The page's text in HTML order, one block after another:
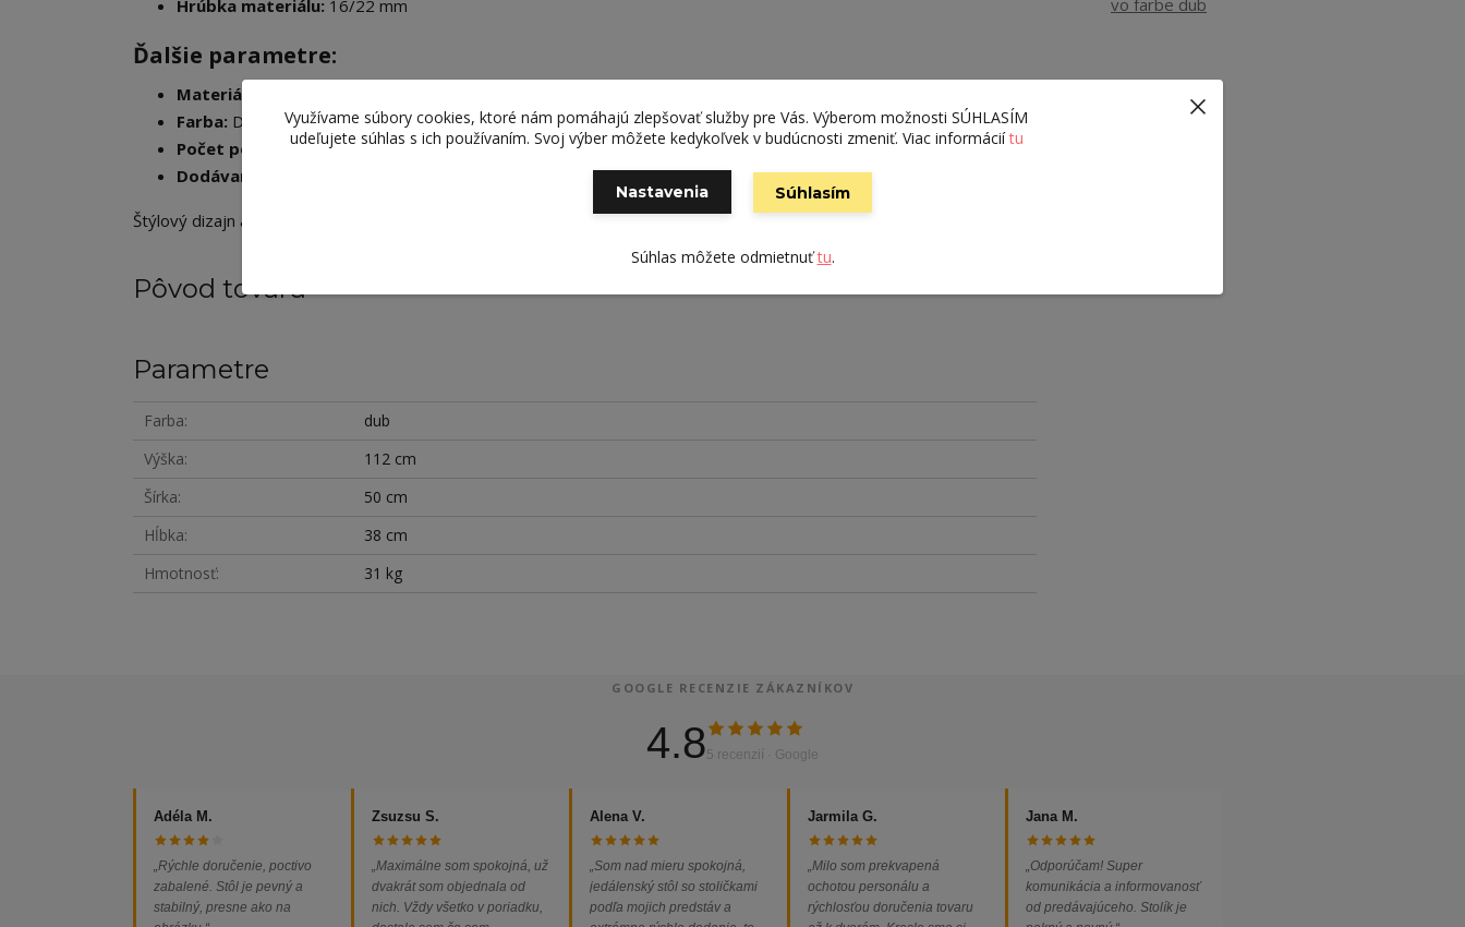
Hrúbka materiálu: 16/22 mm
Ďalšie parametre:
Materiál:
Farba: Dub artisan / biela
Počet políc:
Dodávané v demonte
Štýlový dizajn a praktické členenie robia z tejto skrinky ideálny doplnok do každej modernej domácnosti
Pôvod tovaru
Parametre
Farba
dub
Výška
112 cm
Šírka
50 cm
Hĺbka
38 cm
Hmotnosť
31 kg
GOOGLE RECENZIE ZÁKAZNÍKOV
4.85 recenzií · Google
Adéla M.
„Rýchle doručenie, poctivo
zabalené. Stôl je pevný a
stabilný, presne ako na
Zsuzsu S.
„Maximálne som spokojná, už
dvakrát som objednala od
nich. Vždy všetko v poriadku,
Alena V.
„Som nad mieru spokojná,
jedálenský stôl so stoličkami
podľa mojich predstáv a
Jarmila G.
„Milo som prekvapená
ochotou personálu a
rýchlosťou doručenia tovaru
Jana M.
„Odporúčam! Super
komunikácia a informovanosť
od predávajúceho. Stolík je
Využívame súbory cookies, ktoré nám pomáhajú zlepšovať služby pre Vás. Výberom možnosti SÚHLASÍM
udeľujete súhlas s ich používaním. Svoj výber môžete kedykoľvek v budúcnosti zmeniť. Viac informáciítu
Nastavenia Súhlasím
Súhlas môžete odmietnuťtu.